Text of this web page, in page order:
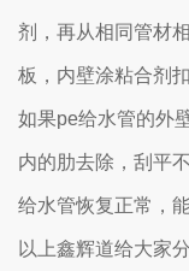
剂，再从相同管材
板，内壁涂粘合剂
如果pe给水管的外
内的肋去除，刮平
给水管恢复正常，
以上鑫辉道给大家